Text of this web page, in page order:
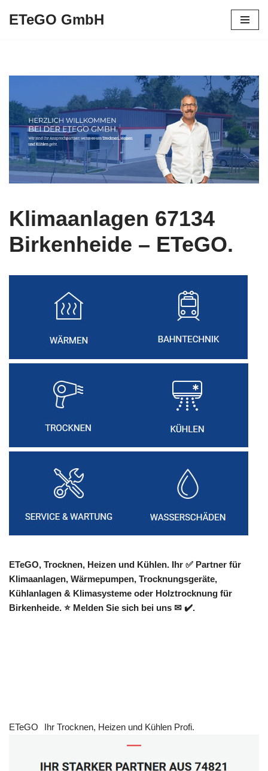
ETeGO GmbH
Klimaanlagen 67134
Birkenheide – ETeGO.
ETeGO, Trocknen, Heizen und Kühlen. Ihr ✅ Partner für
Klimaanlagen, Wärmepumpen, Trocknungsgeräte,
Kühlanlagen & Klimasysteme oder Holztrocknung für
Birkenheide. ⭐ Melden Sie sich bei uns ✉ ✔️.
ETeGO Ihr Trocknen, Heizen und Kühlen Profi.